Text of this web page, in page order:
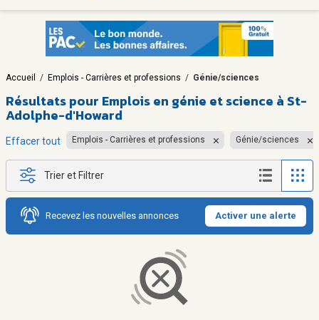
Accueil / Emplois - Carrières et professions / Génie/sciences
Résultats pour Emplois en génie et science à St-
Adolphe-d'Howard
Effacer tout Emplois - Carrières et professions Génie/sciences
Trier et Filtrer
Recevez les nouvelles annonces Activer une alerte